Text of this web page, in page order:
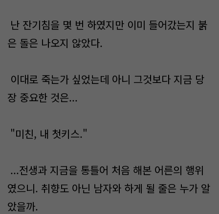
난 잔기침을 몇 번 하였지만 이미 들어갔는지 붉
은 돌은 나오지 않았다.
이대로 죽는가 싶었는데 아니 그것보다 지금 당
장 중요한 것은...
"미친, 내 첫키스."
...전생과 지금을 통틀어 처음 해본 어른의 행위
였으니. 취향도 아닌 남자와 하게 될 줄은 누가 알
았을까.